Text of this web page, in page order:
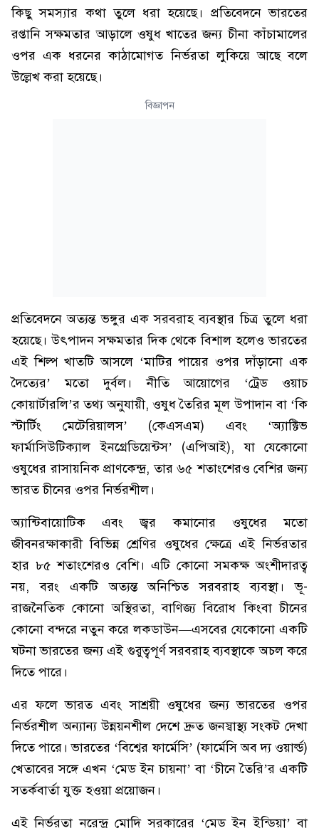
কিছু সমস্যার কথা তুলে ধরা হয়েছে। প্রতিবেদনে ভারতের
রপ্তানি সক্ষমতার আড়ালে ওষুধ খাতের জন্য চীনা কাঁচামালের
ওপর এক ধরনের কাঠামোগত নির্ভরতা লুকিয়ে আছে বলে
উল্লেখ করা হয়েছে।
বিজ্ঞাপন
প্রতিবেদনে অত্যন্ত ভঙ্গুর এক সরবরাহ ব্যবস্থার চিত্র তুলে ধরা
হয়েছে। উৎপাদন সক্ষমতার দিক থেকে বিশাল হলেও ভারতের
এই শিল্প খাতটি আসলে ‘মাটির পায়ের ওপর দাঁড়ানো এক
দৈত্যের’ মতো দুর্বল। নীতি আয়োগের ‘ট্রেড ওয়াচ
কোয়ার্টারলি’র তথ্য অনুযায়ী, ওষুধ তৈরির মূল উপাদান বা ‘কি
স্টার্টিং মেটেরিয়ালস’ (কেএসএম) এবং ‘অ্যাক্টিভ
ফার্মাসিউটিক্যাল ইনগ্রেডিয়েন্টস’ (এপিআই), যা যেকোনো
ওষুধের রাসায়নিক প্রাণকেন্দ্র, তার ৬৫ শতাংশেরও বেশির জন্য
ভারত চীনের ওপর নির্ভরশীল।
অ্যান্টিবায়োটিক এবং জ্বর কমানোর ওষুধের মতো
জীবনরক্ষাকারী বিভিন্ন শ্রেণির ওষুধের ক্ষেত্রে এই নির্ভরতার
হার ৮৫ শতাংশেরও বেশি। এটি কোনো সমকক্ষ অংশীদারত্ব
নয়, বরং একটি অত্যন্ত অনিশ্চিত সরবরাহ ব্যবস্থা। ভূ-
রাজনৈতিক কোনো অস্থিরতা, বাণিজ্য বিরোধ কিংবা চীনের
কোনো বন্দরে নতুন করে লকডাউন—এসবের যেকোনো একটি
ঘটনা ভারতের জন্য এই গুরুত্বপূর্ণ সরবরাহ ব্যবস্থাকে অচল করে
দিতে পারে।
এর ফলে ভারত এবং সাশ্রয়ী ওষুধের জন্য ভারতের ওপর
নির্ভরশীল অন্যান্য উন্নয়নশীল দেশে দ্রুত জনস্বাস্থ্য সংকট দেখা
দিতে পারে। ভারতের ‘বিশ্বের ফার্মেসি’ (ফার্মেসি অব দ্য ওয়ার্ল্ড)
খেতাবের সঙ্গে এখন ‘মেড ইন চায়না’ বা ‘চীনে তৈরি’র একটি
সতর্কবার্তা যুক্ত হওয়া প্রয়োজন।
এই নির্ভরতা নরেন্দ্র মোদি সরকারের ‘মেড ইন ইন্ডিয়া’ বা